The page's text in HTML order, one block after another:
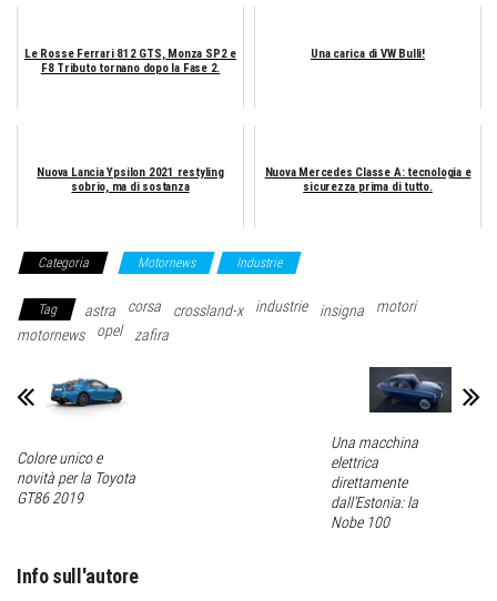
Le Rosse Ferrari 812 GTS, Monza SP2 e
F8 Tributo tornano dopo la Fase 2.
Una carica di VW Bulli!
Nuova Lancia Ypsilon 2021 restyling
sobrio, ma di sostanza
Nuova Mercedes Classe A: tecnologia e
sicurezza prima di tutto.
Categoria Motornews Industrie
Tag astra corsa crossland-x industrie insigna
motori
motornews
opel zafira
Colore unico e
novità per la Toyota
GT86 2019
Una macchina
elettrica
direttamente
dall’Estonia: la
Nobe 100
Info sull'autore